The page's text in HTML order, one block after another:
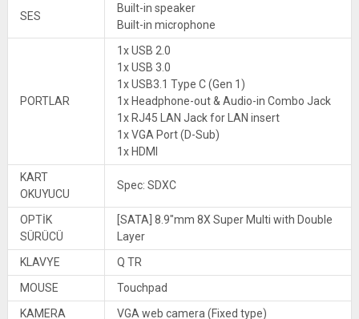
SES
Built-in speaker
Built-in microphone
PORTLAR
1x USB 2.0
1x USB 3.0
1x USB3.1 Type C (Gen 1)
1x Headphone-out & Audio-in Combo Jack
1x RJ45 LAN Jack for LAN insert
1x VGA Port (D-Sub)
1x HDMI
KART
OKUYUCU
Spec: SDXC
OPTİK
SÜRÜCÜ
[SATA] 8.9″mm 8X Super Multi with Double
Layer
KLAVYE
Q TR
MOUSE
Touchpad
KAMERA
VGA web camera (Fixed type)